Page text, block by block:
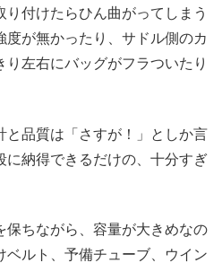
付けたらひん曲がってしまう
度が無かったり、サドル側のカ
左右にバッグがフラついたり
と品質は「さすが！」としか言
に納得できるだけの、十分すぎ
保ちながら、容量が大きめなの
ベルト、予備チューブ、ウイン